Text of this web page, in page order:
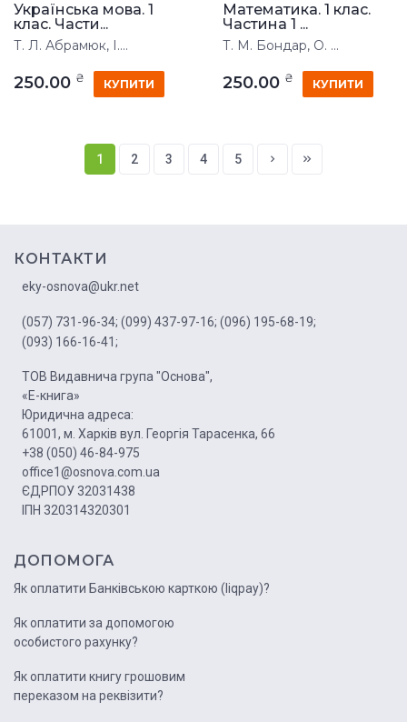
Українська мова. 1
клас. Части...
Т. Л. Абрамюк, І....
250.00 ₴ КУПИТИ
Математика. 1 клас.
Частина 1 ...
Т. М. Бондар, О. ...
250.00 ₴ КУПИТИ
1 2 3 4 5
КОНТАКТИ
eky-osnova@ukr.net
(057) 731-96-34; (099) 437-97-16; (096) 195-68-19;
(093) 166-16-41;
ТОВ Видавнича група "Основа",
«Е-книга»
Юридична адреса:
61001, м. Харків вул. Георгія Тарасенка, 66
+38 (050) 46-84-975
office1@osnova.com.ua
ЄДРПОУ 32031438
ІПН 320314320301
ДОПОМОГА
Як оплатити Банківською карткою (liqpay)?
Як оплатити за допомогою
особистого рахунку?
Як оплатити книгу грошовим
переказом на реквізити?